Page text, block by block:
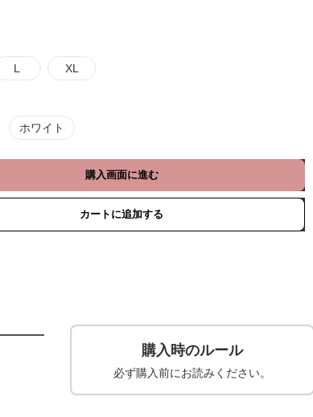
L XL
ホワイト
購入画面に進む
カートに追加する
購入時のルール
必ず購入前にお読みください。